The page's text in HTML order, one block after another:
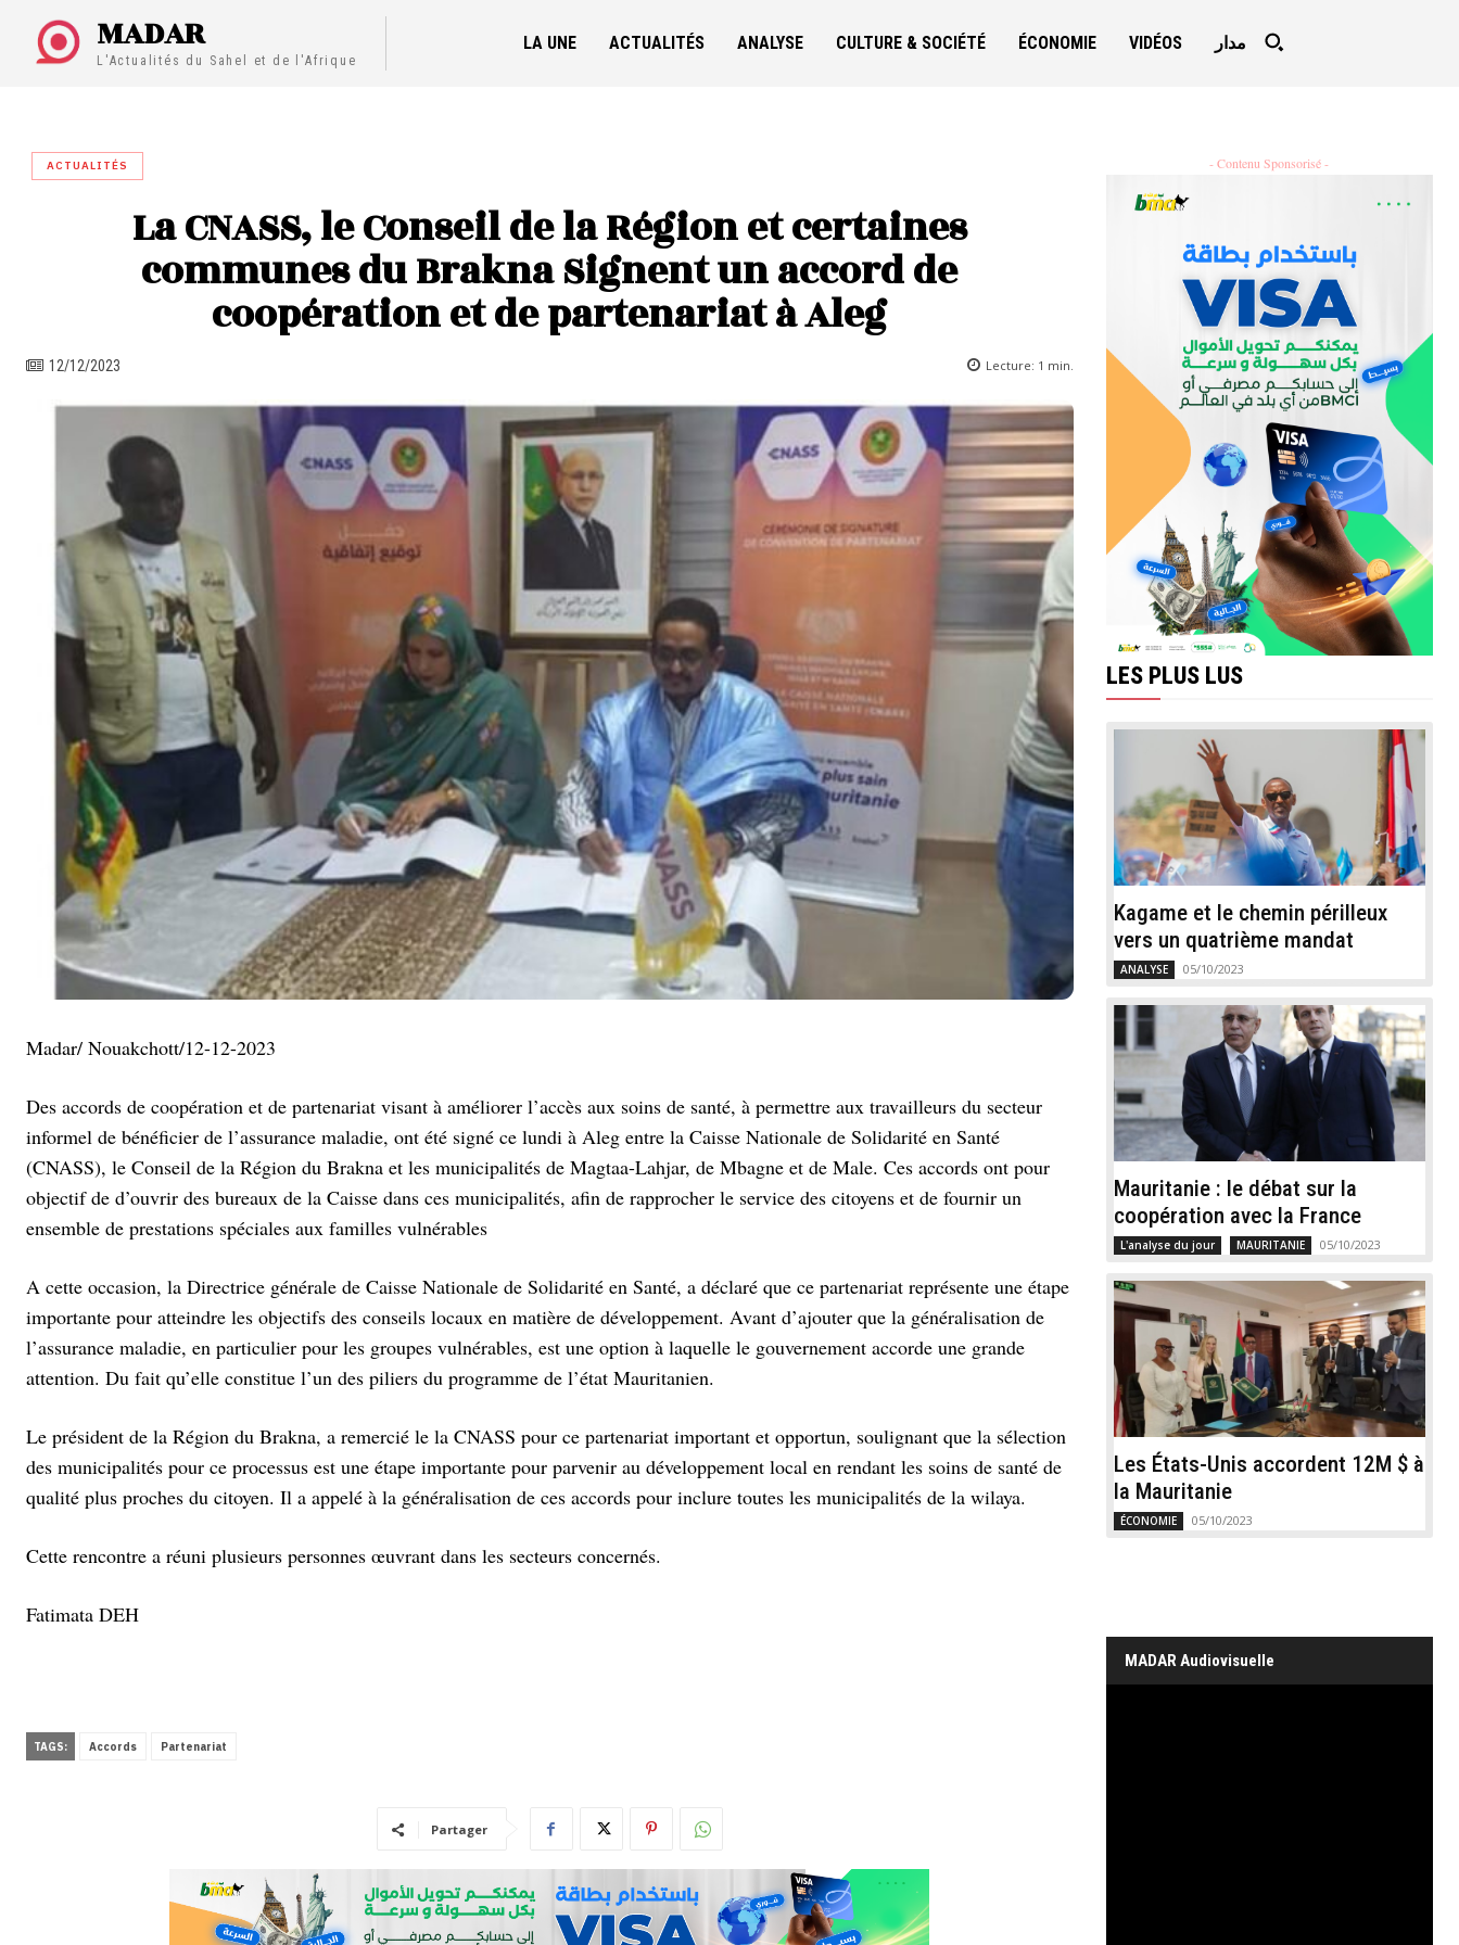
MADAR
L'Actualités du Sahel et de l'Afrique
LA UNE ACTUALITÉS ANALYSE CULTURE & SOCIÉTÉ ÉCONOMIE VIDÉOS مدار
ACTUALITÉS
La CNASS, le Conseil de la Région et certaines
communes du Brakna Signent un accord de
coopération et de partenariat à Aleg
12/12/2023 Lecture: 1 min.
Madar/ Nouakchott/12-12-2023
Des accords de coopération et de partenariat visant à améliorer l’accès aux soins de santé, à permettre aux travailleurs du secteur
informel de bénéficier de l’assurance maladie, ont été signé ce lundi à Aleg entre la Caisse Nationale de Solidarité en Santé
(CNASS), le Conseil de la Région du Brakna et les municipalités de Magtaa-Lahjar, de Mbagne et de Male. Ces accords ont pour
objectif de d’ouvrir des bureaux de la Caisse dans ces municipalités, afin de rapprocher le service des citoyens et de fournir un
ensemble de prestations spéciales aux familles vulnérables
A cette occasion, la Directrice générale de Caisse Nationale de Solidarité en Santé, a déclaré que ce partenariat représente une étape
importante pour atteindre les objectifs des conseils locaux en matière de développement. Avant d’ajouter que la généralisation de
l’assurance maladie, en particulier pour les groupes vulnérables, est une option à laquelle le gouvernement accorde une grande
attention. Du fait qu’elle constitue l’un des piliers du programme de l’état Mauritanien.
Le président de la Région du Brakna, a remercié le la CNASS pour ce partenariat important et opportun, soulignant que la sélection
des municipalités pour ce processus est une étape importante pour parvenir au développement local en rendant les soins de santé de
qualité plus proches du citoyen. Il a appelé à la généralisation de ces accords pour inclure toutes les municipalités de la wilaya.
Cette rencontre a réuni plusieurs personnes œuvrant dans les secteurs concernés.
Fatimata DEH
TAGS: Accords Partenariat
Partager
- Contenu Sponsorisé -
LES PLUS LUS
Kagame et le chemin périlleux
vers un quatrième mandat
ANALYSE 05/10/2023
Mauritanie : le débat sur la
coopération avec la France
L'analyse du jour MAURITANIE 05/10/2023
Les États-Unis accordent 12M $ à
la Mauritanie
ÉCONOMIE 05/10/2023
MADAR Audiovisuelle